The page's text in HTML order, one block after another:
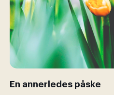
En annerledes påske